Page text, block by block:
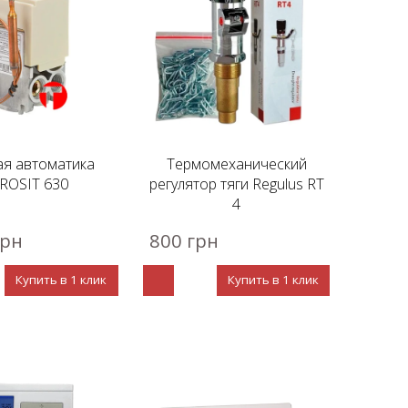
автоматика
630
Купить в 1 клик
Термомеханический
регулятор тяги Regulus RT
4
800 грн
Купить в 1 клик